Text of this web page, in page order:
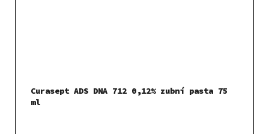
Curasept ADS DNA 712 0,12% zubní pasta 75
ml